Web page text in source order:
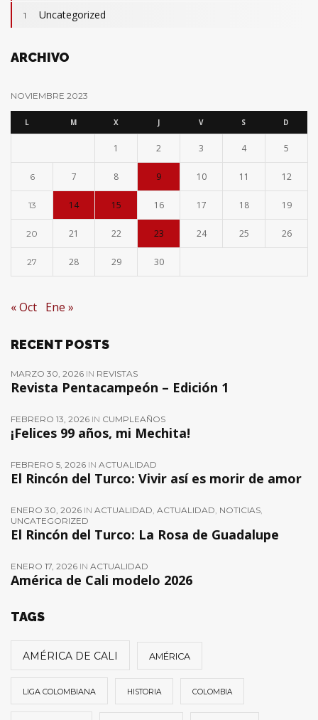
39 Píldoras para la memoria
1 Uncategorized
ARCHIVO
NOVIEMBRE 2023
L M X J V S D
1 2 3 4 5
6 7 8 9 10 11 12
13 14 15 16 17 18 19
20 21 22 23 24 25 26
27 28 29 30
« Oct Ene »
RECENT POSTS
MARZO 30, 2026 IN REVISTAS
Revista Pentacampeón – Edición 1
FEBRERO 13, 2026 IN CUMPLEAÑOS
¡Felices 99 años, mi Mechita!
FEBRERO 5, 2026 IN ACTUALIDAD
El Rincón del Turco: Vivir así es morir de amor
ENERO 30, 2026 IN ACTUALIDAD, ACTUALIDAD, NOTICIAS,
UNCATEGORIZED
El Rincón del Turco: La Rosa de Guadalupe
ENERO 17, 2026 IN ACTUALIDAD
América de Cali modelo 2026
TAGS
AMÉRICA DE CALI AMÉRICA
LIGA COLOMBIANA HISTORIA COLOMBIA